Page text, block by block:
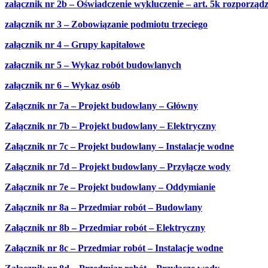
załącznik nr 2b – Oświadczenie wykluczenie – art. 5k
załącznik nr 3 – Zobowiązanie podmiotu trzeciego
załącznik nr 4 – Grupy kapitałowe
załącznik nr 5 – Wykaz robót budowlanych
załącznik nr 6 – Wykaz osób
Załącznik nr 7a – Projekt budowlany – Główny
Załącznik nr 7b – Projekt budowlany – Elektryczny
Załącznik nr 7c – Projekt budowlany – Instalacje wodne
Załącznik nr 7d – Projekt budowlany – Przyłącze wody
Załącznik nr 7e – Projekt budowlany – Oddymianie
Załącznik nr 8a – Przedmiar robót – Budowlany
Załącznik nr 8b – Przedmiar robót – Elektryczny
Załącznik nr 8c – Przedmiar robót – Instalacje wodne